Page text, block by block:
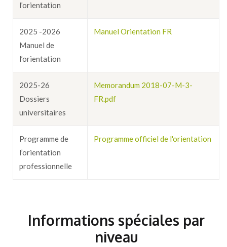
l’orientation
2025 -2026
Manuel de
l’orientation
Manuel Orientation FR
2025-26
Dossiers
universitaires
Memorandum 2018-07-M-3-
FR.pdf
Programme de
l’orientation
professionnelle
Programme officiel de l'orientation
Informations spéciales par
niveau